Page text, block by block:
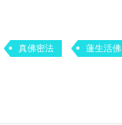
真佛密法 蓮生活佛